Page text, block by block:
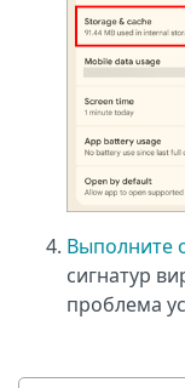
Выполните
сигнатур
проблема